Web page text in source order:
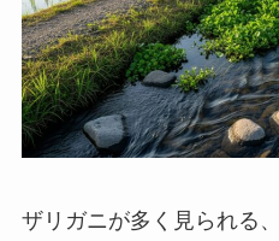
ザリガニが多く見られる